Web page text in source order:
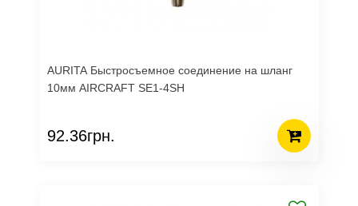
AURITA Быстросъемное соединение на шланг
10мм AIRCRAFT SE1-4SH
92.36грн.